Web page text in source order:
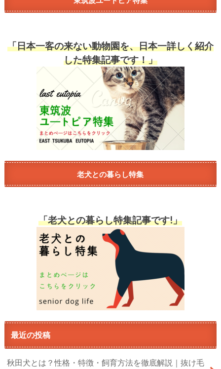
「日本一客の来ない動物園を、日本一詳しく紹介
した特集記事です！」
老犬との暮らし特集
「老犬との暮らし特集記事です!」
最近の投稿
秋田犬とは？性格・特徴・飼育方法を徹底解説｜抜け毛